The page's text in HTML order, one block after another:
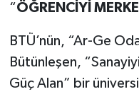
“ÖĞRENCİYİ
BTÜ’nün, “Ar-Ge
Bütünleşen,
Güç Alan” bir